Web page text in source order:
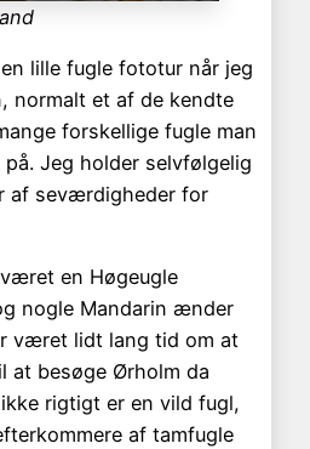
lille fugle fototur når jeg
normalt et af de kendte
forskellige fugle man
Jeg holder selvfølgelig
af seværdigheder for
en Høgeugle
nogle Mandarin ænder
været lidt lang tid om at
at besøge Ørholm da
rigtigt er en vild fugl,
af tamfugle